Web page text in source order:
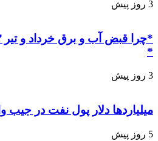
3 روز پیش
*
3 روز پیش
میلیاردها دلار پول نفت در جیب
5 روز پیش